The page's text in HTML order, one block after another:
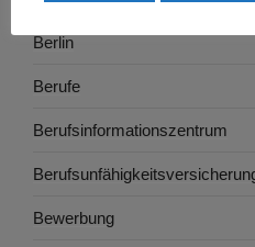
Berlin
Berufe
Berufsinformationszentrum
Bewerbung